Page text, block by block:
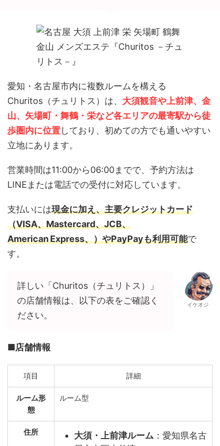
愛知・名古屋市内に複数ルームを構える
Churitos（チュリトス）は、 大須観音や上前津、金
山、矢場町・舞鶴・栄など各エリアの最寄駅から徒
歩圏内に位置しており、初めての方でも通いやすい
立地にあります。
営業時間は11:00から06:00までで、予約方法は
LINEまたは電話での受付に対応しています。
支払いには現金に加え、主要クレジットカード
（VISA、Mastercard、JCB、
American Express、）やPayPayも利用可能で
す。
詳しい「Churitos（チュリトス）」
の店舗情報は、以下の表をご確認く
ださい。
イケオジ
■店舗情報
項目 詳細
ルーム形
態
ルーム型
住所 大須・上前津ルーム ：愛知県名古